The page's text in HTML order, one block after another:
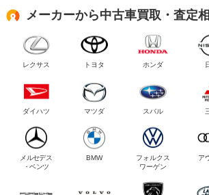
メーカーから中古車買取・査定
レクサス トヨタ ホンダ
ダイハツ マツダ スバル
メルセデス
・ベンツ
BMW
フォルクス
ワーゲン
ア